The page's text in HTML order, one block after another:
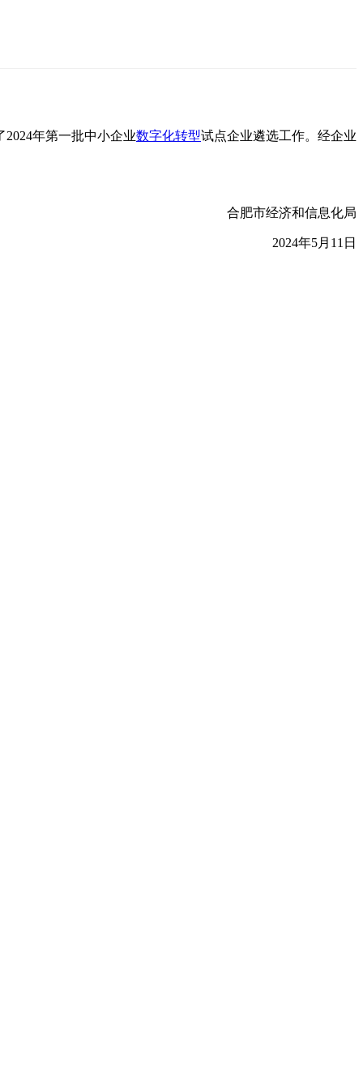
年第一批中小企业数字化转型试点企业遴选工作。经企业
合肥市经济和信息化局
2024年5月11日